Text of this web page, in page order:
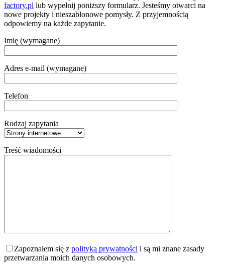
factory.pl lub wypełnij poniższy formularz. Jesteśmy otwarci na
nowe projekty i nieszablonowe pomysły. Z przyjemnością
odpowiemy na każde zapytanie.
Imię (wymagane)
Adres e-mail (wymagane)
Telefon
Rodzaj zapytania
Treść wiadomości
Zapoznałem się z polityką prywatności i są mi znane zasady
przetwarzania moich danych osobowych.